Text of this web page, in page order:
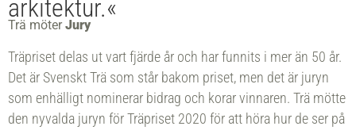
arkitektur.«
Trä möterJury
Träpriset delas ut vart fjärde år och har funnits i mer än 50 år.
Det är Svenskt Trä som står bakom priset, men det är juryn
som enhälligt nominerar bidrag och korar vinnaren. Trä mötte
den nyvalda juryn för Träpriset 2020 för att höra hur de ser på